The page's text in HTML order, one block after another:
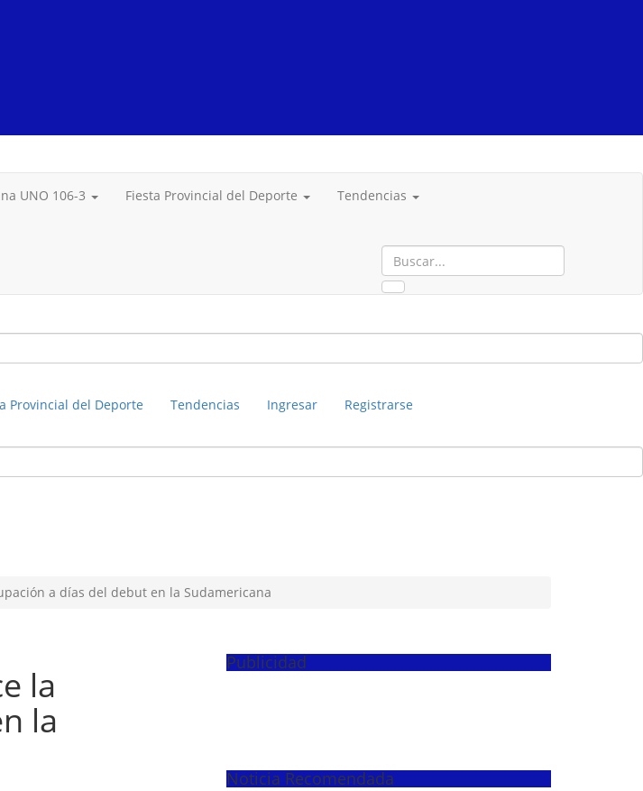
UNO 106-3 Fiesta Provincial del Deporte Tendencias
Provincial del Deporte Tendencias Ingresar Registrarse
a días del debut en la Sudamericana
la
la
Publicidad
Noticia Recomendada